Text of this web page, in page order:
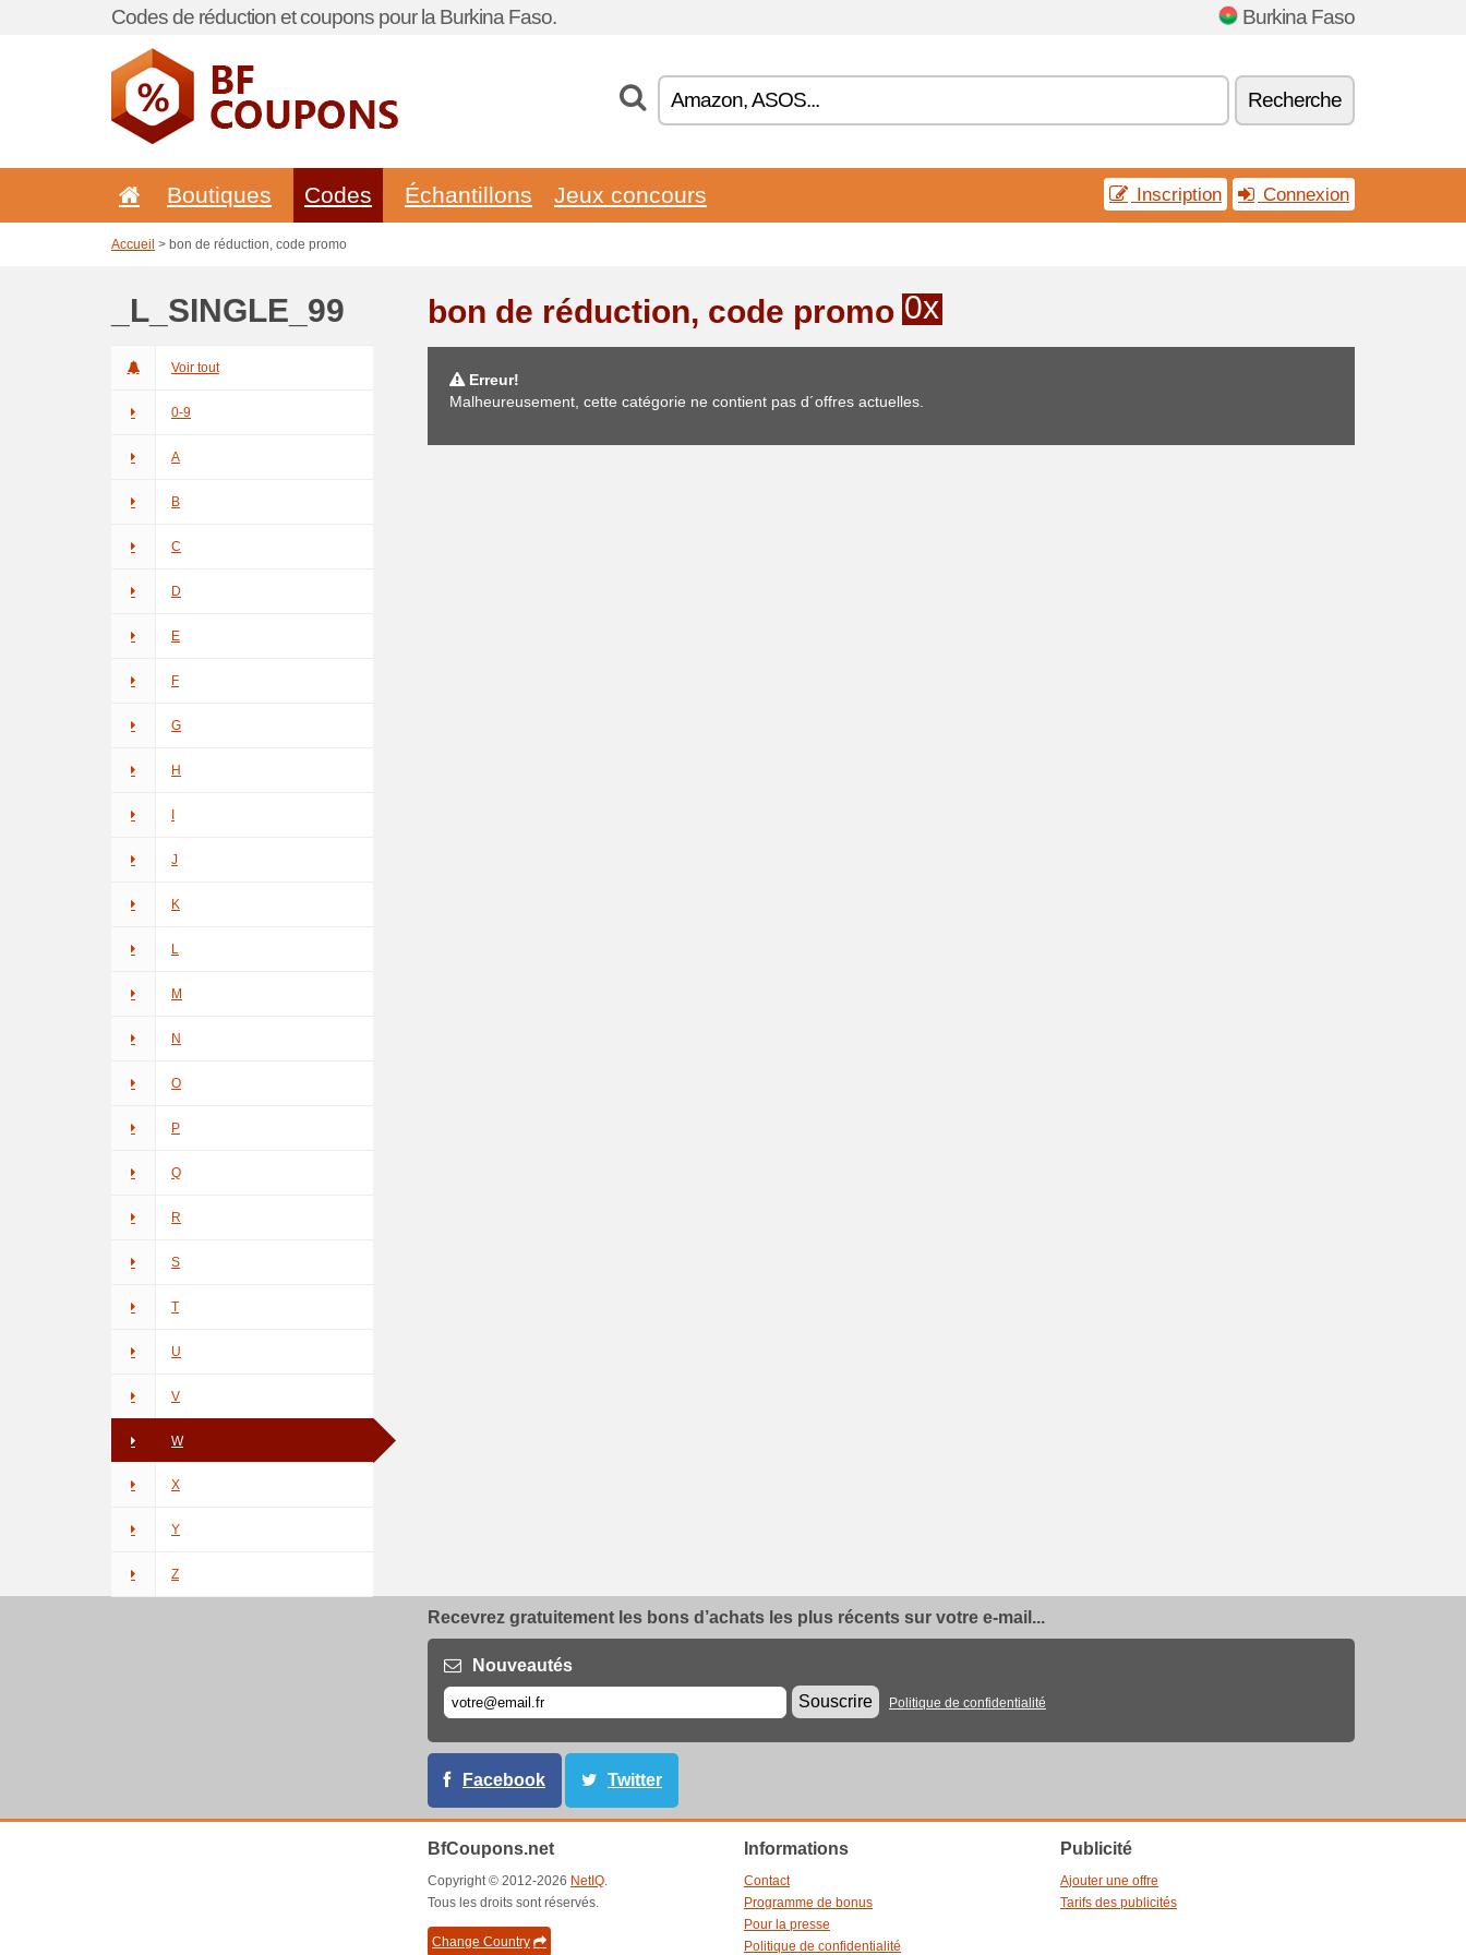
Codes de réduction et coupons pour la Burkina Faso. Burkina Faso
Recherche
Boutiques Codes Échantillons Jeux concours Inscription Connexion
Accueil > bon de réduction, code promo
_L_SINGLE_99
Voir tout
0-9
A
B
C
D
E
F
G
H
J
K
L
M
N
O
P
Q
R
S
T
U
V
W
X
Y
Z
bon de réduction, code promo 0x
Erreur!
Malheureusement, cette catégorie ne contient pas d´offres actuelles.
Recevrez gratuitement les bons d’achats les plus récents sur votre e-mail...
Nouveautés
Souscrire
Politique de confidentialité
Facebook Twitter
BfCoupons.net
Copyright © 2012-2026 NetIQ.
Tous les droits sont réservés.
Change Country
Informations
Contact
Programme de bonus
Pour la presse
Politique de confidentialité
Publicité
Ajouter une offre
Tarifs des publicités